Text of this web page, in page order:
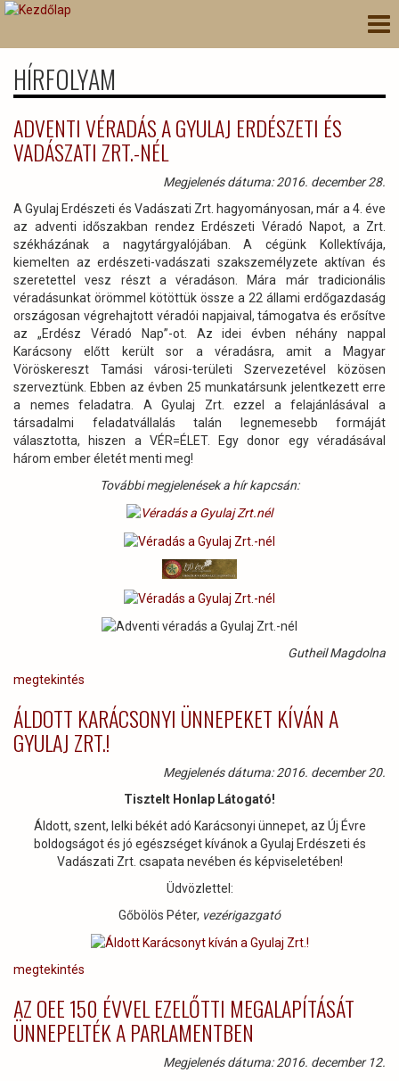
Ugrás
HÍRFOLYAM
ADVENTI VÉRADÁS A GYULAJ ERDÉSZETI ÉS
VADÁSZATI ZRT.-NÉL
Megjelenés dátuma: 2016. december 28.
A Gyulaj Erdészeti és Vadászati Zrt. hagyományosan, már a 4. éve
az adventi időszakban rendez Erdészeti Véradó Napot, a Zrt.
székházának a nagytárgyalójában. A cégünk Kollektívája,
kiemelten az erdészeti-vadászati szakszemélyzete aktívan és
szeretettel vesz részt a véradáson. Mára már tradicionális
véradásunkat örömmel kötöttük össze a 22 állami erdőgazdaság
országosan végrehajtott véradói napjaival, támogatva és erősítve
az „Erdész Véradó Nap”-ot. Az idei évben néhány nappal
Karácsony előtt került sor a véradásra, amit a Magyar
Vöröskereszt Tamási városi-területi Szervezetével közösen
szerveztünk. Ebben az évben 25 munkatársunk jelentkezett erre
a nemes feladatra. A Gyulaj Zrt. ezzel a felajánlásával a
társadalmi feladatvállalás talán legnemesebb formáját
választotta, hiszen a VÉR=ÉLET. Egy donor egy véradásával
három ember életét menti meg!
További megjelenések a hír kapcsán:
Gutheil Magdolna
megtekintés
ÁLDOTT KARÁCSONYI ÜNNEPEKET KÍVÁN A
GYULAJ ZRT.!
Megjelenés dátuma: 2016. december 20.
Tisztelt Honlap Látogató!
Áldott, szent, lelki békét adó Karácsonyi ünnepet, az Új Évre
boldogságot és jó egészséget kívánok a Gyulaj Erdészeti és
Vadászati Zrt. csapata nevében és képviseletében!
Üdvözlettel:
Gőbölös Péter, vezérigazgató
megtekintés
AZ OEE 150 ÉVVEL EZELŐTTI MEGALAPÍTÁSÁT
ÜNNEPELTÉK A PARLAMENTBEN
Megjelenés dátuma: 2016. december 12.